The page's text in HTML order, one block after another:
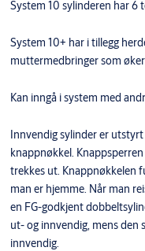
System 10 sylinderen har 6
System 10+ har i tillegg
muttermedbringer som
Kan inngå i system med
Innvendig sylinder er
knappnøkkel.
trekkes ut. Knappnøkkelen
man er hjemme. Når man
en FG-godkjent
ut- og innvendig, mens den
innvendig.